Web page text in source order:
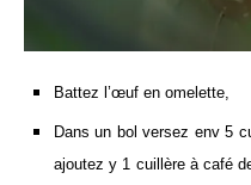
Battez l’œuf en omelette,
Dans un bol versez env 5
ajoutez y 1 cuillère à café